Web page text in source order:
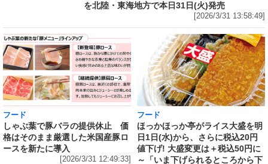
を北陸・東海地方で本日31日(火)発売
[2026/3/31 13:58:49]
フード
しゃぶ葉で豚バラの提供休止 価
格はそのまま厳選した米国産豚ロ
ースを新たに導入
[2026/3/31 12:49:33]
フード
ほっかほっか亭がライス大盛を明
日1日(水)から、さらに税込20円
値下げ! 大盛変更は＋税込50円に
～「いま下げられるところから下